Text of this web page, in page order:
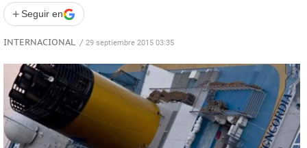
+ Seguir en
INTERNACIONAL / 29 septiembre 2015 03:35